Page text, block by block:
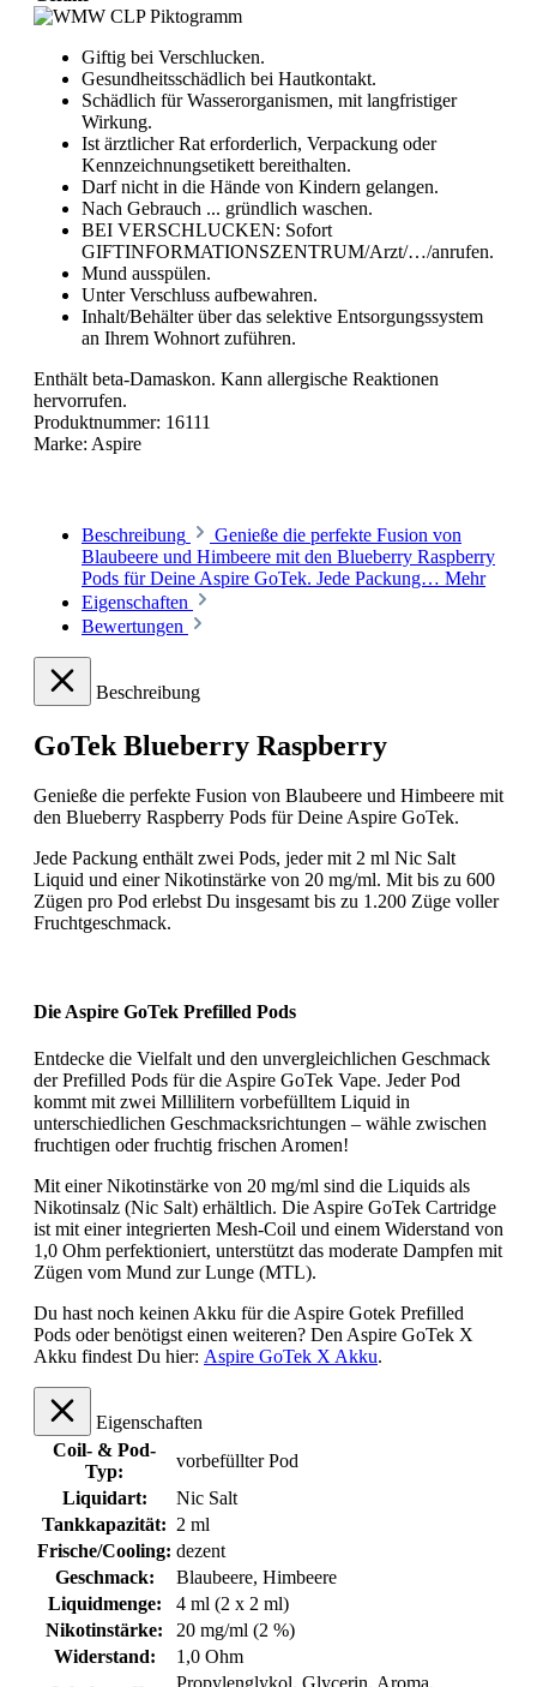
Giftig bei Verschlucken.
Gesundheitsschädlich bei Hautkontakt.
Schädlich für Wasserorganismen, mit langfristiger
Wirkung.
Ist ärztlicher Rat erforderlich, Verpackung oder
Kennzeichnungsetikett bereithalten.
Darf nicht in die Hände von Kindern gelangen.
Nach Gebrauch ... gründlich waschen.
BEI VERSCHLUCKEN: Sofort
GIFTINFORMATIONSZENTRUM/Arzt/…/anrufen.
Mund ausspülen.
Unter Verschluss aufbewahren.
Inhalt/Behälter über das selektive Entsorgungssystem
an Ihrem Wohnort zuführen.
Enthält beta-Damaskon. Kann allergische Reaktionen
hervorrufen.
Produktnummer: 16111
Marke: Aspire
Beschreibung
Genieße die perfekte Fusion von
Blaubeere und Himbeere mit den Blueberry Raspberry
Pods für Deine Aspire GoTek. Jede Packung… Mehr
Eigenschaften
Bewertungen
Beschreibung
GoTek Blueberry Raspberry
Genieße die perfekte Fusion von Blaubeere und Himbeere mit
den Blueberry Raspberry Pods für Deine Aspire GoTek.
Jede Packung enthält zwei Pods, jeder mit 2 ml Nic Salt
Liquid und einer Nikotinstärke von 20 mg/ml. Mit bis zu 600
Zügen pro Pod erlebst Du insgesamt bis zu 1.200 Züge voller
Fruchtgeschmack.
Die Aspire GoTek Prefilled Pods
Entdecke die Vielfalt und den unvergleichlichen Geschmack
der Prefilled Pods für die Aspire GoTek Vape. Jeder Pod
kommt mit zwei Millilitern vorbefülltem Liquid in
unterschiedlichen Geschmacksrichtungen – wähle zwischen
fruchtigen oder fruchtig frischen Aromen!
Mit einer Nikotinstärke von 20 mg/ml sind die Liquids als
Nikotinsalz (Nic Salt) erhältlich. Die Aspire GoTek Cartridge
ist mit einer integrierten Mesh-Coil und einem Widerstand von
1,0 Ohm perfektioniert, unterstützt das moderate Dampfen mit
Zügen vom Mund zur Lunge (MTL).
Du hast noch keinen Akku für die Aspire Gotek Prefilled
Pods oder benötigst einen weiteren? Den Aspire GoTek X
Akku findest Du hier: Aspire GoTek X Akku.
Eigenschaften
Coil- & Pod-
Typ:
vorbefüllter Pod
Liquidart:
Nic Salt
Tankkapazität: 2 ml
Frische/Cooling: dezent
Geschmack:
Blaubeere, Himbeere
Liquidmenge:
4 ml (2 x 2 ml)
Nikotinstärke:
20 mg/ml (2 %)
Widerstand:
1,0 Ohm
Propylenglykol, Glycerin, Aroma,